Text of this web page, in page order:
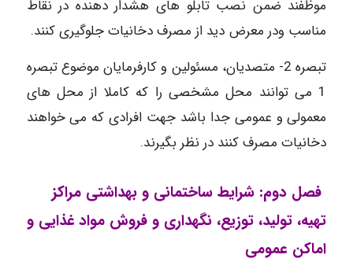
موظفند ضمن نصب تابلو های هشدار دهنده در نقاط
مناسب ودر معرض دید از مصرف دخانیات جلوگیری کنند.
تبصره 2- متصدیان، مسئولین و کارفرمایان موضوع تبصره
1 می توانند محل مشخصی را که کاملا از محل های
معمولی و عمومی جدا باشد جهت افرادی که می خواهند
دخانیات مصرف کنند در نظر بگیرند.
فصل دوم: شرایط ساختمانی و بهداشتی مراکز
تهیه، تولید، توزیع، نگهداری و فروش مواد غذایی و
اماکن عمومی